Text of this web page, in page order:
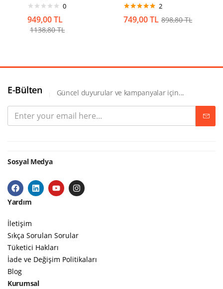
0
949,00TL
1138,80TL
5.00oy aldı
2
749,00TL 898,80TL
E-Bülten Güncel duyurular ve kampanyalar için...
Sosyal Medya
Yardım
İletişim
Sıkça Sorulan Sorular
Tüketici Hakları
İade ve Değişim Politikaları
Blog
Kurumsal